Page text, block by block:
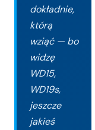
dokładnie,
którą
wziąć — bo
widzę
WD15,
WD19s,
jeszcze
jakieś